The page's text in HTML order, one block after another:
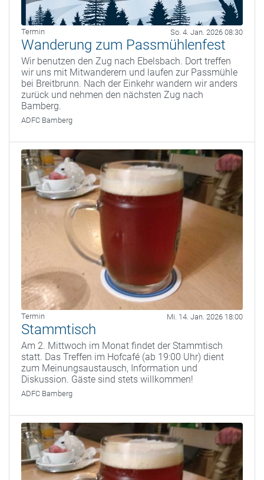
Termin So. 4. Jan. 2026 08:30
Wanderung zum Passmühlenfest
Wir benutzen den Zug nach Ebelsbach. Dort treffen
wir uns mit Mitwanderern und laufen zur Passmühle
bei Breitbrunn. Nach der Einkehr wandern wir anders
zurück und nehmen den nächsten Zug nach
Bamberg.
ADFC Bamberg
Termin Mi. 14. Jan. 2026 18:00
Stammtisch
Am 2. Mittwoch im Monat findet der Stammtisch
statt. Das Treffen im Hofcafé (ab 19:00 Uhr) dient
zum Meinungsaustausch, Information und
Diskussion. Gäste sind stets willkommen!
ADFC Bamberg